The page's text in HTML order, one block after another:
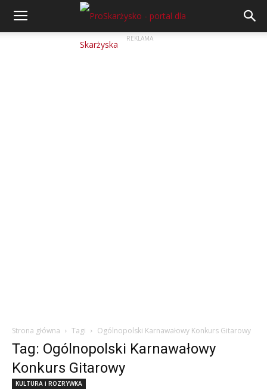
REKLAMA
Strona główna Tagi Ogólnopolski Karnawałowy Konkurs Gitarowy
Tag: Ogólnopolski Karnawałowy
Konkurs Gitarowy
KULTURA i ROZRYWKA